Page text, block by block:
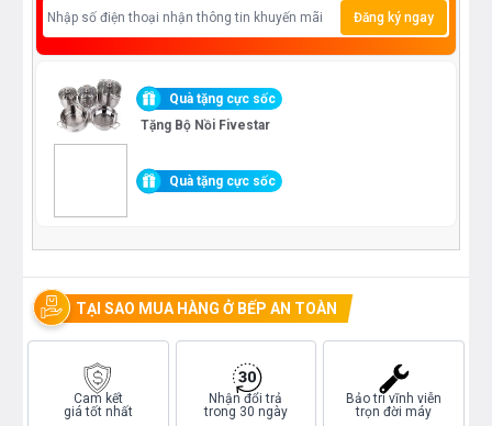
Đăng ký ngay
Quà tặng cực sốc
Tặng Bộ Nồi Fivestar
Quà tặng cực sốc
TẠI SAO MUA HÀNG Ở BẾP AN TOÀN
Cam kết
giá tốt nhất
Nhận đổi trả
trong 30 ngày
Bảo trì vĩnh viễn
trọn đời máy